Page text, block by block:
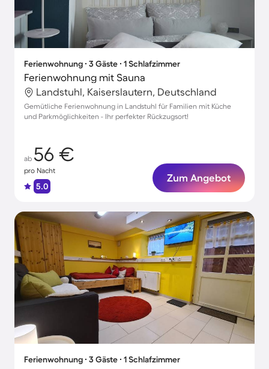
Ferienwohnung ∙ 3 Gäste ∙ 1 Schlafzimmer
Ferienwohnung mit Sauna
Landstuhl, Kaiserslautern, Deutschland
Gemütliche Ferienwohnung in Landstuhl für Familien mit Küche
und Parkmöglichkeiten - Ihr perfekter Rückzugsort!
ab 56 €
pro Nacht
5.0
Zum Angebot
Ferienwohnung ∙ 3 Gäste ∙ 1 Schlafzimmer